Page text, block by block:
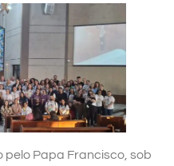
Papa Francisco, sob